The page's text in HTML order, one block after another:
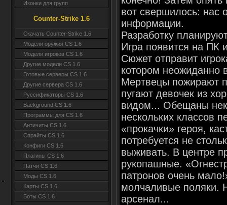
Иконки для групп
Counter-Strike 1.6
Скачать Counter-Strike 1.6
Модели оружия CS 1.6
Модели игроков CS 1.6
Другие модели CS 1.6
Готовые серверы CS 1.6
Другие сервера CS 1.6
Руссификаторы CS 1.6
Background CS 1.6
Программы для CS 1.6
Античиты CS 1.6
Спрайты CS 1.6
Конфиги CS 1.6
Плагины CS 1.6
Патчи CS 1.6
Моды CS 1.6
Карты CS 1.6
Боты CS 1.6
вот свершилось: нас
информации.
Разработку
Игра появится на ПК
Сюжет отправит
котором неожиданно
Мертвецы пожирают
пугают девочек из
видом... Обещаны
нескольких классов
«прокачки» героя,
потребуется не
выживать. В центре
рукопашные.
патронов очень
молчаливые поляки.
арсенал...